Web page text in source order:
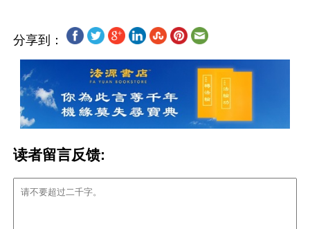
分享到：
读者留言反馈: